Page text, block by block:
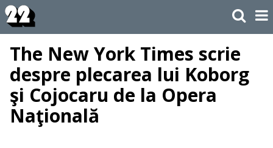
The New York Times scrie
despre plecarea lui Koborg
şi Cojocaru de la Opera
Naţională